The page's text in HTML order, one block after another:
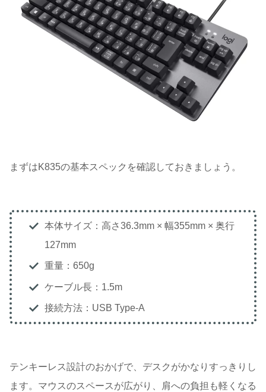
まずはK835の基本スペックを確認しておきましょう。
本体サイズ：高さ36.3mm × 幅355mm × 奥行
127mm
重量：650g
ケーブル長：1.5m
接続方法：USB Type-A
テンキーレス設計のおかげで、デスクがかなりすっきりし
ます。マウスのスペースが広がり、肩への負担も軽くなる